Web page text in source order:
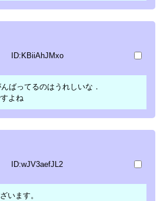
ID:KBiiAhJMxo
ばってるのはうれしいな．
よね
ID:wJV3aefJL2
います。